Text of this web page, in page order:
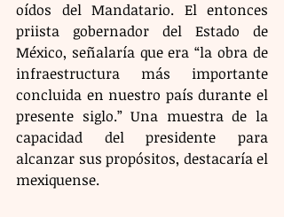
oídos del Mandatario. El entonces
priista gobernador del Estado de
México, señalaría que era “la obra de
infraestructura más importante
concluida en nuestro país durante el
presente siglo.” Una muestra de la
capacidad del presidente para
alcanzar sus propósitos, destacaría el
mexiquense.